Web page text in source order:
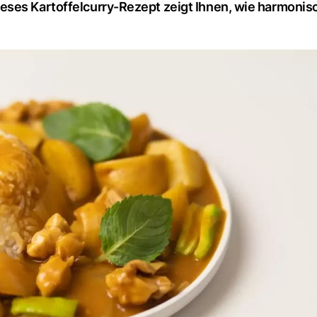
Kartoffelcurry-Rezept zeigt Ihnen, wie